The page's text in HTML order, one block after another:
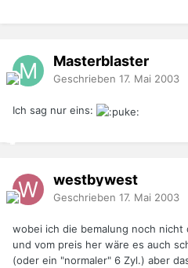
Masterblaster
Geschrieben 17. Mai 2003
Ich sag nur eins:
westbywest
Geschrieben 17. Mai 2003
wobei ich die bemalung noch nicht
und vom preis her wäre es auch
(oder ein "normaler" 6 Zyl.) aber